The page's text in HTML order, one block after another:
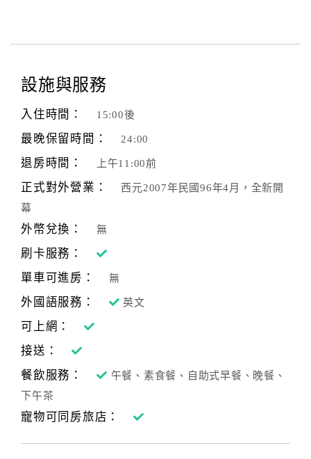
設施與服務
入住時間： 15:00後
最晚保留時間： 24:00
退房時間： 上午11:00前
正式對外營業：
西元2007年民國96年4月，全新開
幕
外幣兌換： 無
刷卡服務：
單車可進房：
無
外國語服務： 英文
可上網：
接送：
餐飲服務：
午餐、素食餐、自助式早餐、晚餐、
下午茶
寵物可同房旅店：